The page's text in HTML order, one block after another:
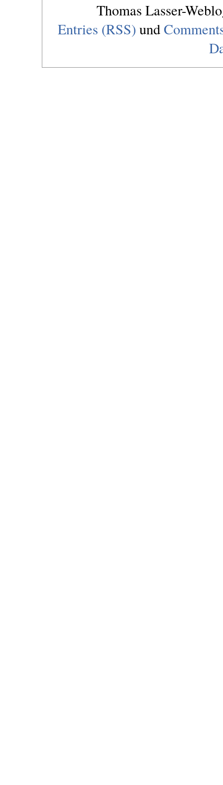
Thomas Lasser-
Entries (RSS) und